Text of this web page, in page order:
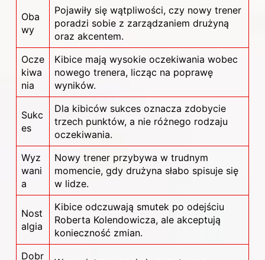
Oba
wy
Pojawiły się wątpliwości, czy nowy trener
poradzi sobie z zarządzaniem drużyną
oraz akcentem.
Ocze
kiwa
nia
Kibice mają wysokie oczekiwania wobec
nowego trenera, licząc na poprawę
wyników.
Sukc
es
Dla kibiców sukces oznacza zdobycie
trzech punktów, a nie różnego rodzaju
oczekiwania.
Wyz
wani
a
Nowy trener przybywa w trudnym
momencie, gdy drużyna słabo spisuje się
w lidze.
Nost
algia
Kibice odczuwają smutek po odejściu
Roberta Kolendowicza, ale akceptują
konieczność zmian.
Dobr